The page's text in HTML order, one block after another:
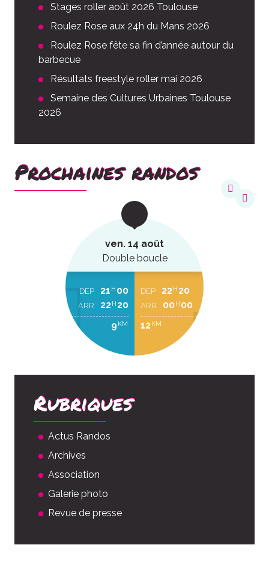
Stages roller août 2026 Toulouse
Roulez Rose aux 24h du Mans 2026
Roulez Rose fête sa fin d’année autour du
barbecue
Résultats freestyle roller mai 2026
Semaine des Cultures Urbaines Toulouse
2026
Prochaines randos
ven. 14 août
Double boucle
DEP 21 H 00
ARR 22H 20
9KM
DEP 22H 20
ARR 00H 00
12KM
Rubriques
Actus Randos
Archives
Association
Galerie photo
Revue de presse